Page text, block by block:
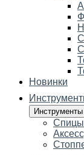
Новинки
Спицы